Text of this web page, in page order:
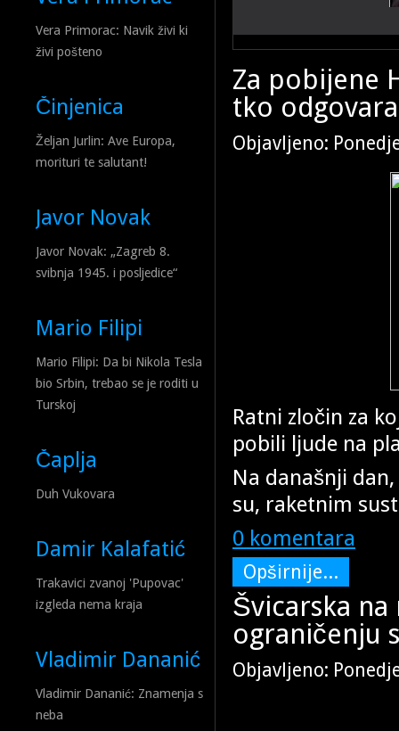
Vera Primorac: Navik živi ki
živi pošteno
Činjenica
Željan Jurlin: Ave Europa,
morituri te salutant!
Javor Novak
Javor Novak: „Zagreb 8.
svibnja 1945. i posljedice“
Mario Filipi
Mario Filipi: Da bi Nikola Tesla
bio Srbin, trebao se je roditi u
Turskoj
Čaplja
Duh Vukovara
Damir Kalafatić
Trakavici zvanoj 'Pupovac'
izgleda nema kraja
Vladimir Dananić
Vladimir Dananić: Znamenja s
neba
Orjunaškim reliktima u
upravo održani u Šibeniku,
No samo jednoga
društvu još jednoga
trovan u Njemačkoj i
Za pobijene
tko odgovara
Objavljeno:
Ratni zločin za
pobili ljude na
Na današnji
su, raketnim
0 komentara
Opširnije...
Švicarska
ograničenju
Objavljeno: